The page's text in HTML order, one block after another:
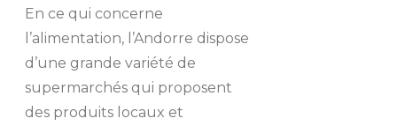
En ce qui concerne
l’alimentation, l’Andorre dispose
d’une grande variété de
supermarchés qui proposent
des produits locaux et